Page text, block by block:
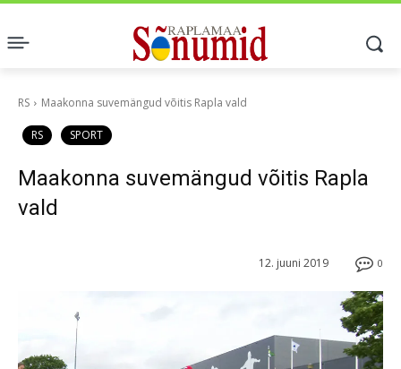
RS Maakonna suvemängud võitis Rapla vald
RS SPORT
Maakonna suvemängud võitis Rapla
vald
0
12. juuni 2019